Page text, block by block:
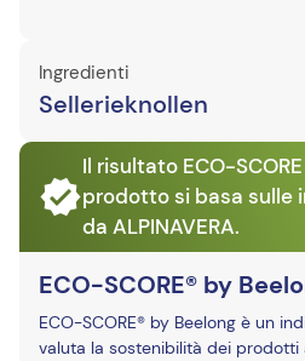
Ingredienti
Sellerieknollen
Il risultato ECO-
prodotto si basa sulle
da ALPINAVERA.
ECO-SCORE® by
ECO-SCORE® by Beelong è un
valuta la sostenibilità dei